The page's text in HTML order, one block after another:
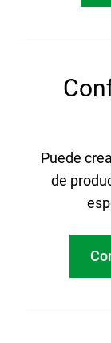
Puede
de